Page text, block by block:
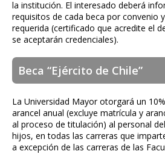
la institución. El interesado deberá
requisitos de cada beca por convenio
requerida (certificado que acredite el
se aceptarán credenciales).
Beca “Ejército de Chile”
La Universidad Mayor otorgará un
arancel anual (excluye matrícula y
al proceso de titulación) al personal
hijos, en todas las carreras que
a excepción de las carreras de las